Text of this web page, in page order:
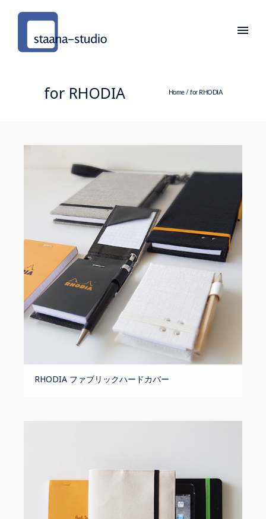
for RHODIA Home/ for RHODIA
RHODIA ファブリックハードカバー